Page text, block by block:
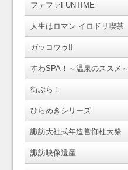
ファファFUNTIME
人生はロマン イロドリ喫茶
ガッコウゥ!!
すわSPA！～温泉のススメ～
街ぶら！
ひらめきシリーズ
諏訪大社式年造営御柱大祭
諏訪映像遺産